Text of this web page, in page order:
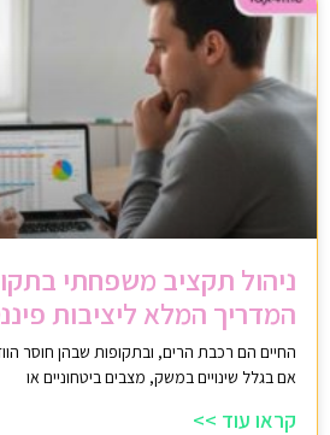
ניהול תקציב משפחתי
המדריך המלא ליציבות
החיים הם רכבת הרים, ובתקופות שבהן חוסר
אם בגלל שינויים במשק, מצבים ביטחוניים או
קראו עוד >>